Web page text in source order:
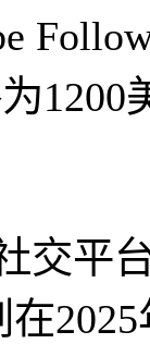
1200
交平
在